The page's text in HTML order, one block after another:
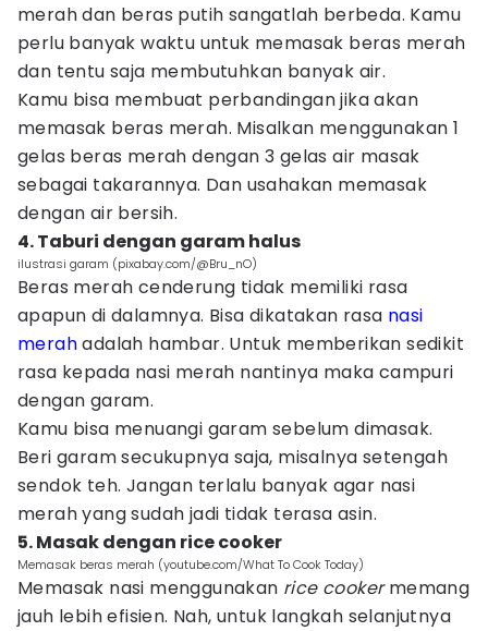
merah dan beras putih sangatlah berbeda. Kamu
perlu banyak waktu untuk memasak beras merah
dan tentu saja membutuhkan banyak air.
Kamu bisa membuat perbandingan jika akan
memasak beras merah. Misalkan menggunakan 1
gelas beras merah dengan 3 gelas air masak
sebagai takarannya. Dan usahakan memasak
dengan air bersih.
4. Taburi dengan garam halus
ilustrasi garam (pixabay.com/@Bru_nO)
Beras merah cenderung tidak memiliki rasa
apapun di dalamnya. Bisa dikatakan rasa nasi
merahadalah hambar. Untuk memberikan sedikit
rasa kepada nasi merah nantinya maka campuri
dengan garam.
Kamu bisa menuangi garam sebelum dimasak.
Beri garam secukupnya saja, misalnya setengah
sendok teh. Jangan terlalu banyak agar nasi
merah yang sudah jadi tidak terasa asin.
5. Masak dengan rice cooker
Memasak beras merah (youtube.com/What To Cook Today)
Memasak nasi menggunakan rice cookermemang
jauh lebih efisien. Nah, untuk langkah selanjutnya